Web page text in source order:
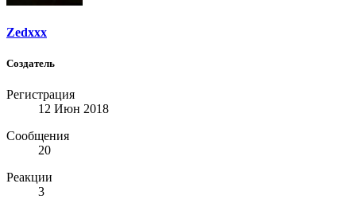
Zedxxx
Создатель
Регистрация
12 Июн 2018
Сообщения
20
Реакции
3